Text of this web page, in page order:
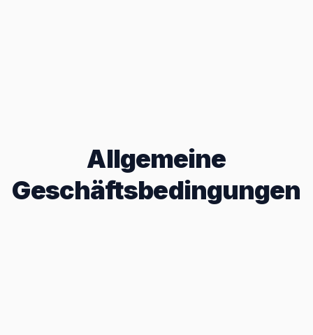
Allgemeine
Geschäftsbedingungen